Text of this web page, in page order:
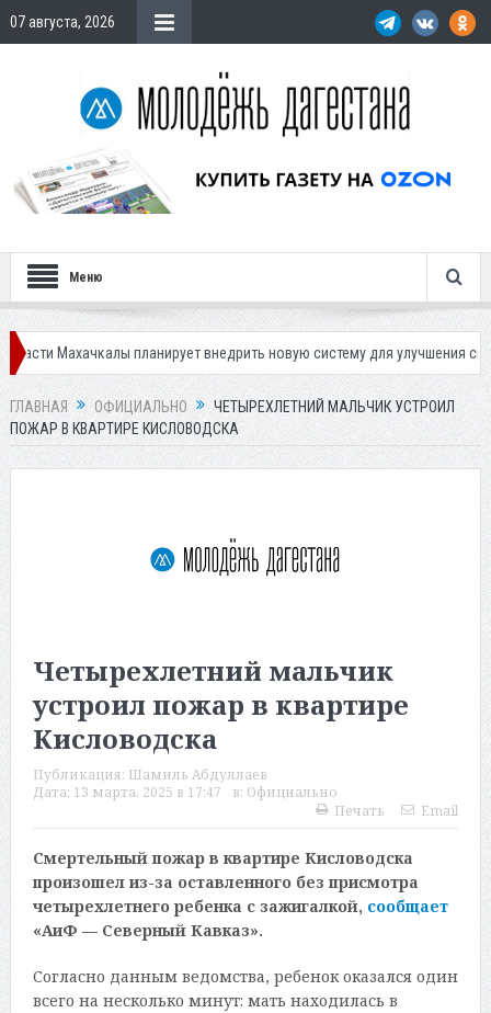
07 августа, 2026
Меню
планирует внедрить новую систему для улучшения ситуации с
ГЛАВНАЯ ОФИЦИАЛЬНО
ЧЕТЫРЕХЛЕТНИЙ МАЛЬЧИК УСТРОИЛ
ПОЖАР В КВАРТИРЕ КИСЛОВОДСКА
Четырехлетний мальчик
устроил пожар в квартире
Кисловодска
Публикация: Шамиль Абдуллаев
Дата: 13 марта, 2025 в 17:47 в: Официально
Печать
Email
Смертельный пожар в квартире Кисловодска
произошел из-за оставленного без присмотра
четырехлетнего ребенка с зажигалкой, сообщает
«АиФ — Северный Кавказ».
Согласно данным ведомства, ребенок оказался один
всего на несколько минут: мать находилась в